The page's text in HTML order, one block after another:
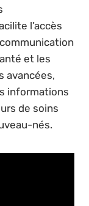
l’accès
et les
avancées,
informations
de soins
nés.